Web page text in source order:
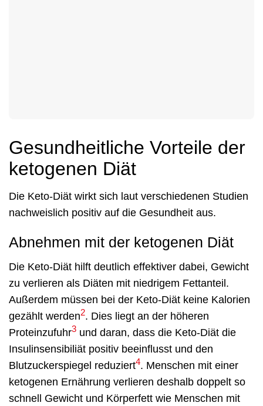
Gesundheitliche Vorteile der
ketogenen Diät
Die Keto-Diät wirkt sich laut verschiedenen Studien
nachweislich positiv auf die Gesundheit aus.
Abnehmen mit der ketogenen Diät
Die Keto-Diät hilft deutlich effektiver dabei, Gewicht
zu verlieren als Diäten mit niedrigem Fettanteil.
Außerdem müssen bei der Keto-Diät keine Kalorien
gezählt werden2. Dies liegt an der höheren
Proteinzufuhr3 und daran, dass die Keto-Diät die
Insulinsensibiliät positiv beeinflusst und den
Blutzuckerspiegel reduziert4. Menschen mit einer
ketogenen Ernährung verlieren deshalb doppelt so
schnell Gewicht und Körperfett wie Menschen mit